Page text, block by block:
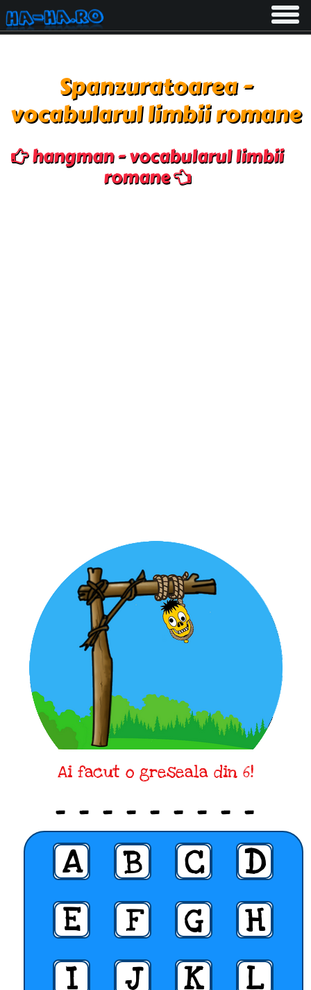
Toggle
Spanzuratoarea -
vocabularul limbii romane
hangman - vocabularul limbii
romane
Ai facut o greseala din 6!
_ _ _ _ _ _ _ _ _
A B C
D
E
F G
H
I
J K
L